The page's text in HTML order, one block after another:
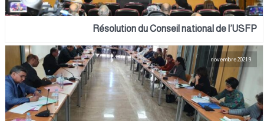
Résolution du Conseil national de l’USFP